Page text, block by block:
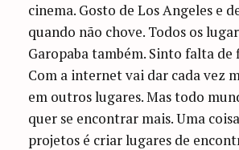
cinema. Gosto de Los Angeles e
quando não chove. Todos os
Garopaba também. Sinto falta de
Com a internet vai dar cada vez
em outros lugares. Mas todo
quer se encontrar mais. Uma
projetos é criar lugares de